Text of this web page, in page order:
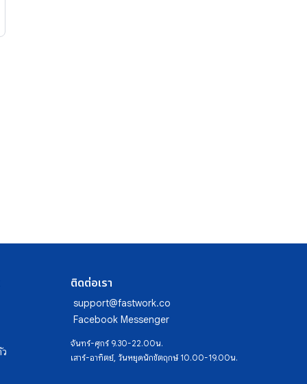
ติดต่อเรา
support@fastwork.co
Facebook Messenger
จันทร์-ศุกร์ 9.30-22.00น.
เสาร์-อาทิตย์, วันหยุดนักขัตฤกษ์ 10.00-19.00น.